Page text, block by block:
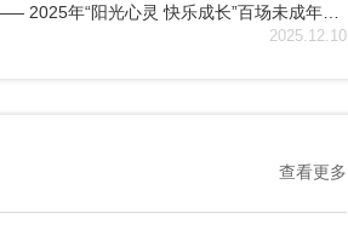
2025.12.10
查看更多